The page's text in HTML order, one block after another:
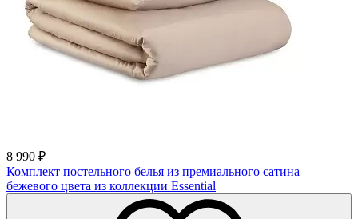
8 990 ₽
Комплект постельного белья из премиального сатина
бежевого цвета из коллекции Essential